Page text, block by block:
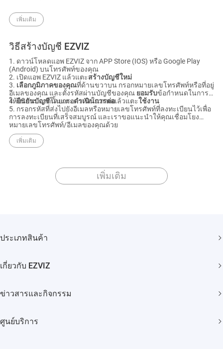
เพิ่มเติม
วิธีสร้างบัญชี EZVIZ
1. ดาวน์โหลดแอพ EZVIZ จาก APP Store (IOS) หรือ Google Play
(Android) บนโทรศัพท์ของคุณ
2. เปิดแอพ EZVIZ แล้วแตะสร้างบัญชีใหม่
3. เลือกภูมิภาคของคุณที่ด้านขวาบน กรอกหมายเลขโทรศัพท์หรือที่อยู่
อีเมลของคุณ และตั้งรหัสผ่านบัญชีของคุณ ยอมรับข้อกำหนดในการ
ให้บริการ จากนั้นแตะดำเนินการต่อ
4.ยืนยันบัญชีโดยกรอกรหัสในภาพแล้วแตะใช้งาน
5. กรอกรหัสที่ส่งไปยังอีเมลหรือหมายเลขโทรศัพท์ที่ลงทะเบียนไว้เพื่อ
การลงทะเบียนที่เสร็จสมบูรณ์ และเราขอแนะนำให้คุณเชื่อมโยง
หมายเลขโทรศัพท์/อีเมลของคุณด้วย
เพิ่มเติม
เพิ่มเติม
ประเภทสินค้า
เกี่ยวกับ EZVIZ
Trust Center
ข่าวสารและกิจกรรม
ศูนย์บริการ